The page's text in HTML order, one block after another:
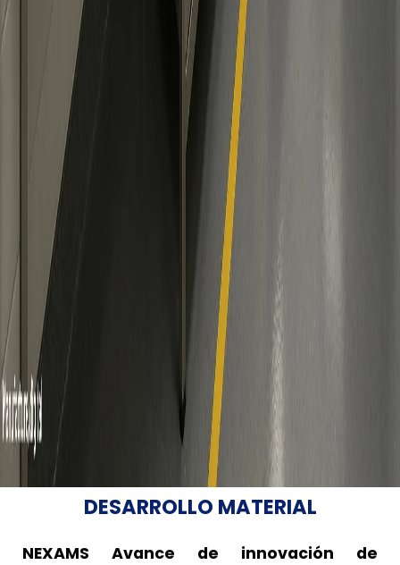
DESARROLLO MATERIAL
NEXAMS Avance de innovación de